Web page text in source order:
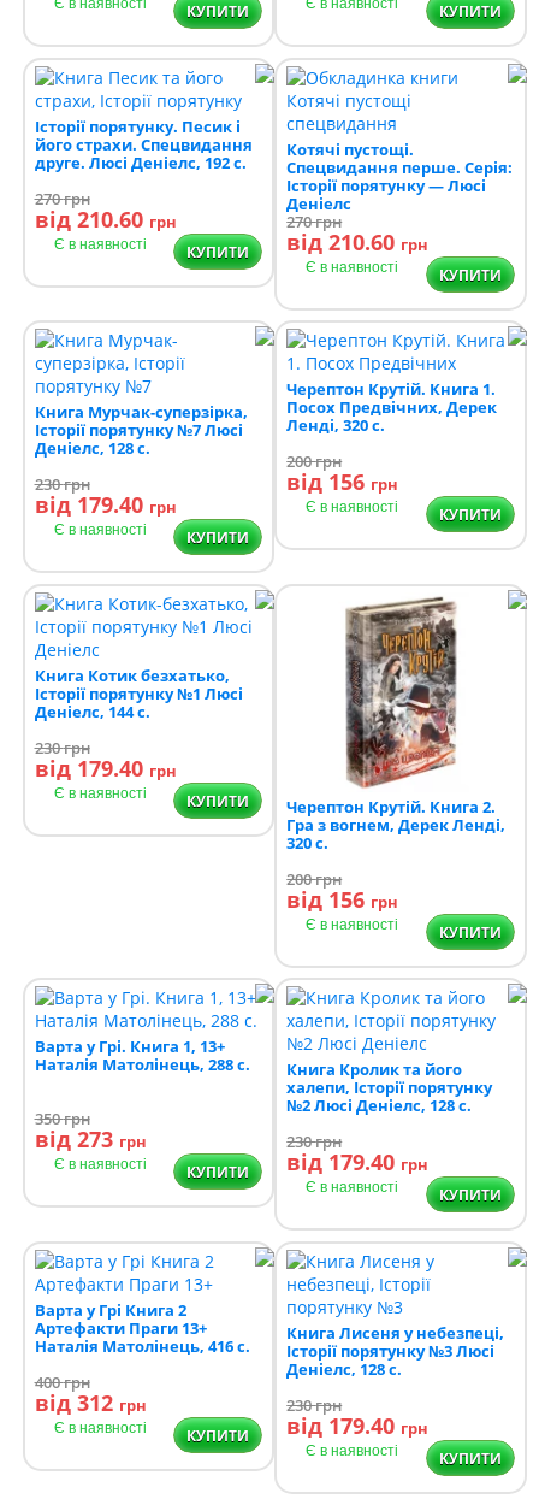
Є в наявності КУПИТИ Є в наявності КУПИТИ
Історії порятунку. Песик і
його страхи. Спецвидання
друге. Люсі Деніелс, 192 с.
270грн
від 210.60 грн
Є в наявності КУПИТИ
Котячі пустощі.
Спецвидання перше. Серія:
Історії порятунку — Люсі
Деніелс
270грн
від 210.60 грн
Є в наявності КУПИТИ
Книга Мурчак-суперзірка,
Історії порятунку №7 Люсі
Деніелс, 128 с.
230грн
від 179.40 грн
Є в наявності КУПИТИ
Черептон Крутій. Книга 1.
Посох Предвічних, Дерек
Ленді, 320 с.
200грн
від 156 грн
Є в наявності КУПИТИ
Книга Котик безхатько,
Історії порятунку №1 Люсі
Деніелс, 144 с.
230грн
від 179.40 грн
Є в наявності КУПИТИ
Черептон Крутій. Книга 2.
Гра з вогнем, Дерек Ленді,
320 с.
200грн
від 156 грн
Є в наявності КУПИТИ
Варта у Грі. Книга 1, 13+
Наталія Матолінець, 288 с.
350грн
від 273 грн
Є в наявності КУПИТИ
Книга Кролик та його
халепи, Історії порятунку
№2 Люсі Деніелс, 128 с.
230грн
від 179.40 грн
Є в наявності КУПИТИ
Варта у Грі Книга 2
Артефакти Праги 13+
Наталія Матолінець, 416 с.
400грн
від 312 грн
Є в наявності КУПИТИ
Книга Лисеня у небезпеці,
Історії порятунку №3 Люсі
Деніелс, 128 с.
230грн
від 179.40 грн
Є в наявності КУПИТИ